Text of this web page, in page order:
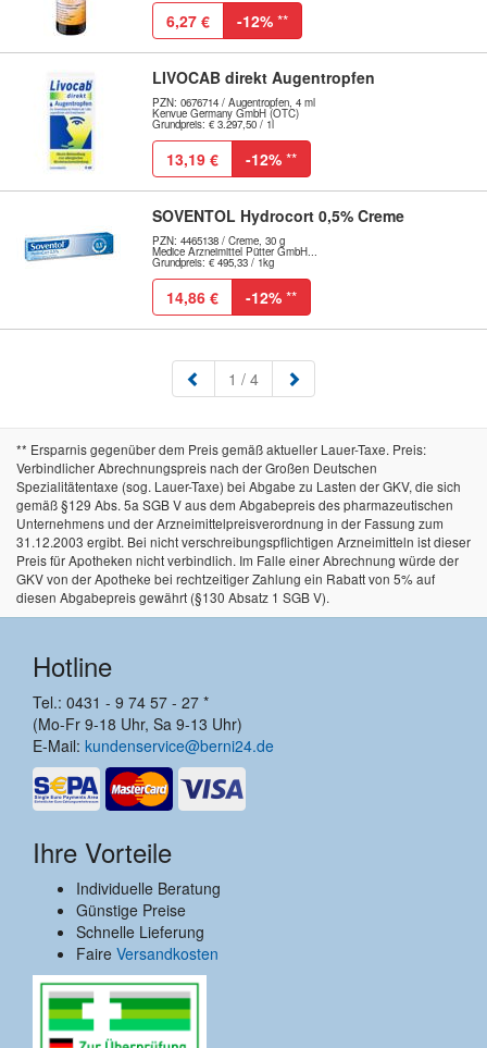
6,27 € -12% **
LIVOCAB direkt Augentropfen
PZN: 0676714 / Augentropfen, 4 ml
Kenvue Germany GmbH (OTC)
Grundpreis: € 3.297,50 / 1l
13,19 € -12% **
SOVENTOL Hydrocort 0,5% Creme
PZN: 4465138 / Creme, 30 g
Medice Arzneimittel Pütter GmbH...
Grundpreis: € 495,33 / 1kg
14,86 € -12% **
1 (aktuell)
/ 4
** Ersparnis gegenüber dem Preis gemäß aktueller Lauer-Taxe. Preis:
Verbindlicher Abrechnungspreis nach der Großen Deutschen
Spezialitätentaxe (sog. Lauer-Taxe) bei Abgabe zu Lasten der GKV, die sich
gemäß §129 Abs. 5a SGB V aus dem Abgabepreis des pharmazeutischen
Unternehmens und der Arzneimittelpreisverordnung in der Fassung zum
31.12.2003 ergibt. Bei nicht verschreibungspflichtigen Arzneimitteln ist dieser
Preis für Apotheken nicht verbindlich. Im Falle einer Abrechnung würde der
GKV von der Apotheke bei rechtzeitiger Zahlung ein Rabatt von 5% auf
diesen Abgabepreis gewährt (§130 Absatz 1 SGB V).
Hotline
Tel.: 0431 - 9 74 57 - 27 *
(Mo-Fr 9-18 Uhr, Sa 9-13 Uhr)
E-Mail: kundenservice@berni24.de
Ihre Vorteile
Individuelle Beratung
Günstige Preise
Schnelle Lieferung
Faire Versandkosten